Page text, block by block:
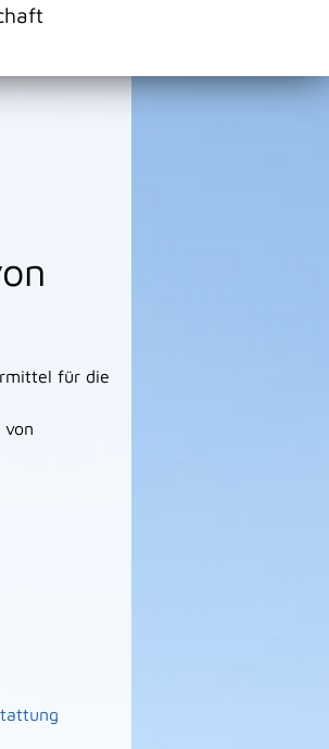
für die
von